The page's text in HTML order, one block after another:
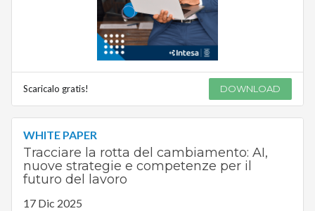
Scaricalo gratis! DOWNLOAD
WHITE PAPER
Tracciare la rotta del cambiamento: AI,
nuove strategie e competenze per il
futuro del lavoro
17 Dic 2025